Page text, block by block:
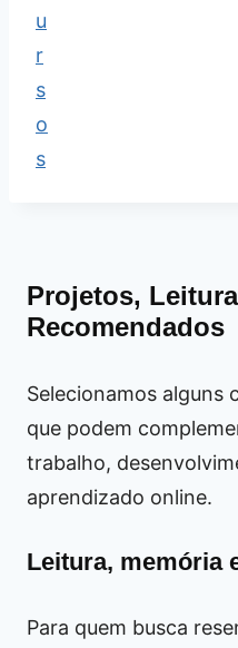
Projetos,
Recomendados
Selecionamos alguns
que podem
trabalho,
aprendizado online.
Leitura, memória
Para quem busca